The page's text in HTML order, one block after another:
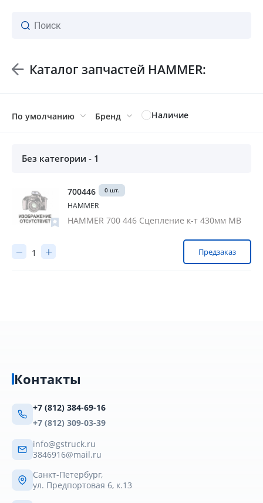
Каталог запчастей HAMMER:
По умолчанию Бренд Наличие
Без категории - 1
700446 0 шт.
HAMMER
HAMMER 700 446 Сцепление к-т 430мм MB
Предзаказ
Контакты
+7 (812) 384-69-16
+7 (812) 309-03-39
info@gstruck.ru
3846916@mail.ru
Санкт-Петербург,
ул. Предпортовая 6, к.13